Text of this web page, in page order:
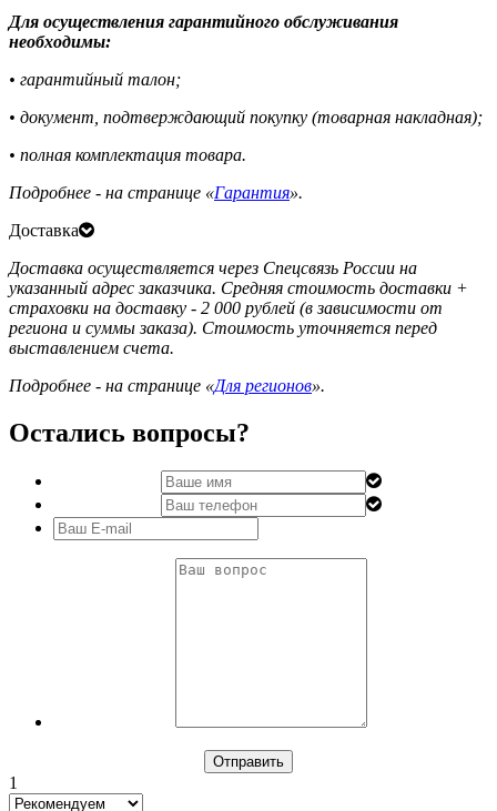
Для осуществления гарантийного обслуживания
необходимы:
• гарантийный талон;
• документ, подтверждающий покупку (товарная накладная);
• полная комплектация товара.
Подробнее - на странице «Гарантия».
Доставка
Доставка осуществляется через Спецсвязь России на
указанный адрес заказчика. Средняя стоимость доставки +
страховки на доставку - 2 000 рублей (в зависимости от
региона и суммы заказа). Стоимость уточняется перед
выставлением счета.
Подробнее - на странице «Для регионов».
Остались вопросы?
1